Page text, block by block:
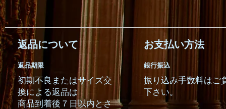
返品について
返品期限
初期不良またはサイズ交
換による返品は
商品到着後７日以内とさ
お支払い方法
銀行振込
振り込み手数料はご
下さい。